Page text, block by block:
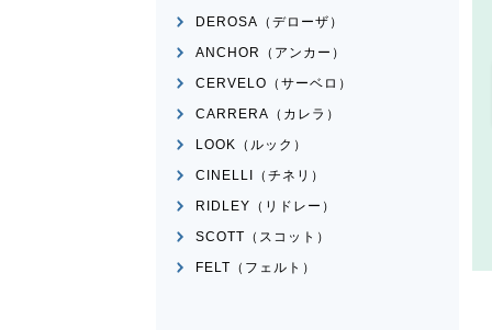
DEROSA（デローザ）
ANCHOR（アンカー）
CERVELO（サーベロ）
CARRERA（カレラ）
LOOK（ルック）
CINELLI（チネリ）
RIDLEY（リドレー）
SCOTT（スコット）
FELT（フェルト）